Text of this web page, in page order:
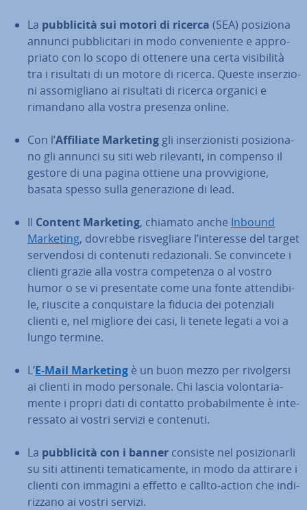
La pub­bli­ci­tà sui motori di ricerca (SEA) posiziona
annunci pub­bli­ci­ta­ri in modo con­ve­nien­te e ap­pro­
pria­to con lo scopo di ottenere una certa vi­si­bi­li­tà
tra i risultati di un motore di ricerca. Queste in­ser­zio­
ni as­so­mi­glia­no ai risultati di ricerca organici e
rimandano alla vostra presenza online.
Con l’Affiliate Marketing gli in­ser­zio­ni­sti po­si­zio­na­
no gli annunci su siti web rilevanti, in compenso il
gestore di una pagina ottiene una prov­vi­gio­ne,
basata spesso sulla ge­ne­ra­zio­ne di lead.
Il Content Marketing, chiamato anche Inbound
Marketing, dovrebbe ri­sve­glia­re l’interesse del target
ser­ven­do­si di contenuti re­da­zio­na­li. Se con­vin­ce­te i
clienti grazie alla vostra com­pe­ten­za o al vostro
humor o se vi pre­sen­ta­te come una fonte at­ten­di­bi­
le, riuscite a con­qui­sta­re la fiducia dei po­ten­zia­li
clienti e, nel migliore dei casi, li tenete legati a voi a
lungo termine.
L’E-Mail Marketing è un buon mezzo per ri­vol­ger­si
ai clienti in modo personale. Chi lascia vo­lon­ta­ria­
men­te i propri dati di contatto pro­ba­bil­men­te è in­te­
res­sa­to ai vostri servizi e contenuti.
La pub­bli­ci­tà con i banner consiste nel po­si­zio­nar­li
su siti attinenti te­ma­ti­ca­men­te, in modo da attirare i
clienti con immagini a effetto e callto-action che in­di­
riz­za­no ai vostri servizi.